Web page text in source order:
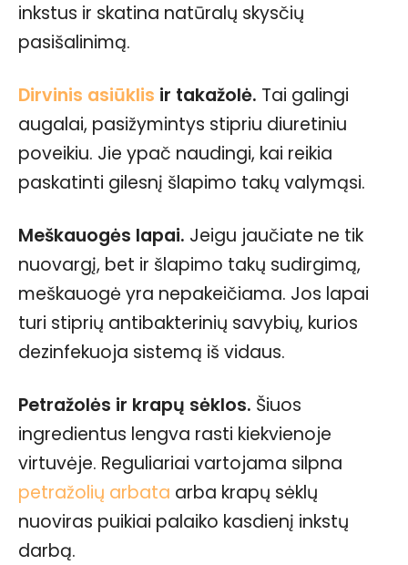
inkstus ir skatina natūralų skysčių
pasišalinimą.
Dirvinis asiūklis ir takažolė. Tai galingi
augalai, pasižymintys stipriu diuretiniu
poveikiu. Jie ypač naudingi, kai reikia
paskatinti gilesnį šlapimo takų valymąsi.
Meškauogės lapai. Jeigu jaučiate ne tik
nuovargį, bet ir šlapimo takų sudirgimą,
meškauogė yra nepakeičiama. Jos lapai
turi stiprių antibakterinių savybių, kurios
dezinfekuoja sistemą iš vidaus.
Petražolės ir krapų sėklos. Šiuos
ingredientus lengva rasti kiekvienoje
virtuvėje. Reguliariai vartojama silpna
petražolių arbata arba krapų sėklų
nuoviras puikiai palaiko kasdienį inkstų
darbą.